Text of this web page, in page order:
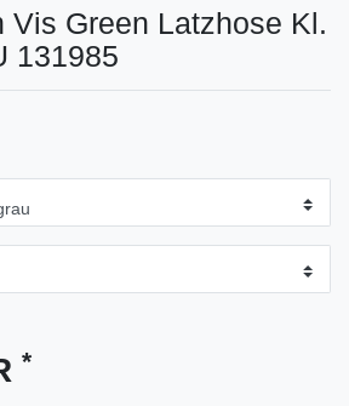
Vis Green Latzhose Kl.
131985
*